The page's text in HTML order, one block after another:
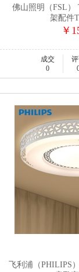
佛山照明（FSL）
架配件
￥
成交
0
飞利浦（PHILIPS